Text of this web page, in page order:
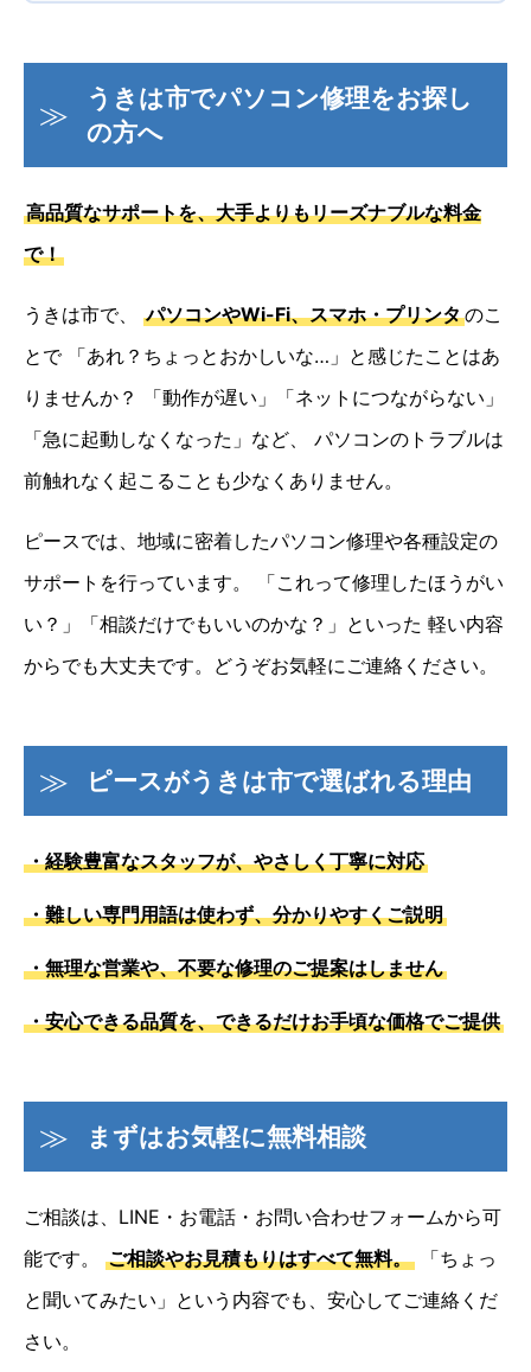
うきは市でパソコン修理をお探し
の方へ
高品質なサポートを、大手よりもリーズナブルな料金
で！
うきは市で、 パソコンやWi-Fi、スマホ・プリンタのこ
とで「あれ？ちょっとおかしいな…」と感じたことはあ
りませんか？
「動作が遅い」「ネットにつながらない」
「急に起動しなくなった」など、
パソコンのトラブルは
前触れなく起こることも少なくありません。
ピースでは、地域に密着したパソコン修理や各種設定の
サポートを行っています。
「これって修理したほうがい
い？」「相談だけでもいいのかな？」といった 軽い内容
からでも大丈夫です。どうぞお気軽にご連絡ください。
ピースがうきは市で選ばれる理由
・経験豊富なスタッフが、やさしく丁寧に対応
・難しい専門用語は使わず、分かりやすくご説明
・無理な営業や、不要な修理のご提案はしません
・安心できる品質を、できるだけお手頃な価格でご提供
まずはお気軽に無料相談
ご相談は、LINE・お電話・お問い合わせフォームから可
能です。
ご相談やお見積もりはすべて無料。「ちょっ
と聞いてみたい」という内容でも、安心してご連絡くだ
さい。